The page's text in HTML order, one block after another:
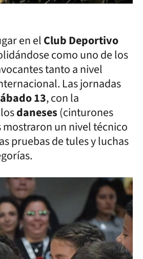
en elClub Deportivo
como uno de los
tanto a nivel
Las jornadas
13, con la
daneses(cinturones
mostraron un nivel técnico
pruebas de tules y luchas